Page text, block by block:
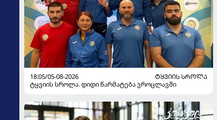
18:05/05-08-2026
ᲢᲧᲕᲘᲘᲡ ᲡᲠᲝᲚᲐ
ტყვიის სროლა. დიდი წარმატება ვროცლავში